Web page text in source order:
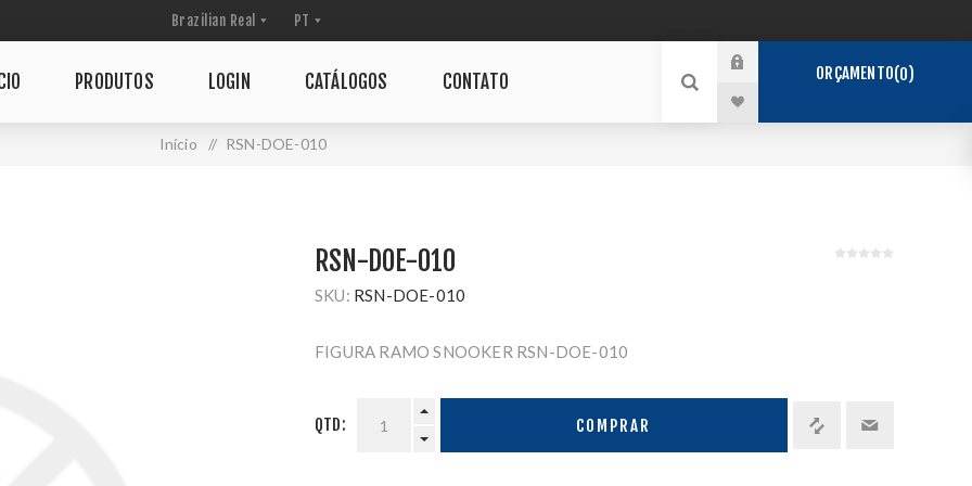
PRODUTOS LOGIN CATÁLOGOS CONTATO ORÇAMENTO 0
Início / RSN-DOE-010
RSN-DOE-010
SKU: RSN-DOE-010
FIGURA RAMO SNOOKER RSN-DOE-010
QTD: COMPRAR